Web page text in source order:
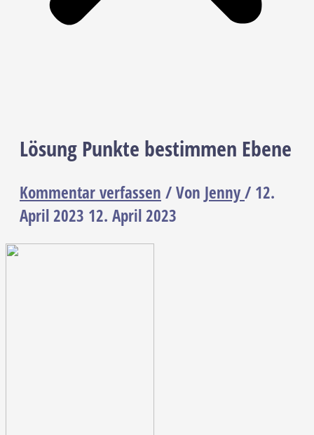
Lösung Punkte bestimmen Ebene
Kommentar verfassen / Von Jenny/ 12.
April 2023 12. April 2023